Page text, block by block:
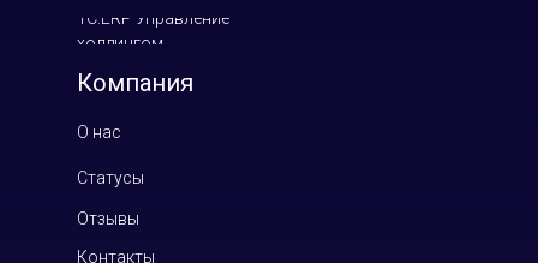
Компания
1С:ERP Управление
холдингом
О нас
Статусы
Отзывы
Контакты